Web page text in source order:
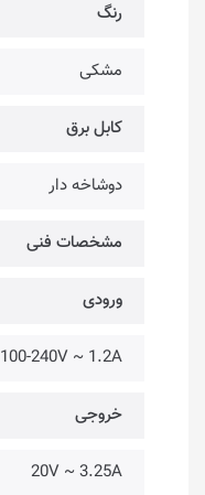
رنگ
مشکی
کابل برق
دوشاخه دار
مشخصات فنی
ورودی
100-240V ~ 1.2A
خروجی
20V ~ 3.25A